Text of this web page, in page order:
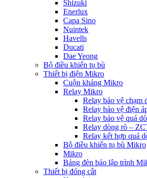
Shizuki
Enerlux
Capa Sino
Nuintek
Havells
Ducati
Dae Yeong
Bộ điều khiển tụ bù
Thiết bị điện Mikro
Cuộn kháng Mikro
Relay Mikro
Relay bảo vệ chạm
Relay bảo vệ điện
Relay bảo vệ quá
Relay dòng rò –
Relay kết hợp quá
Bộ điều khiển tụ bù Mikro
Mikro
Bảng đèn báo lập trình
Thiết bị đóng cắt